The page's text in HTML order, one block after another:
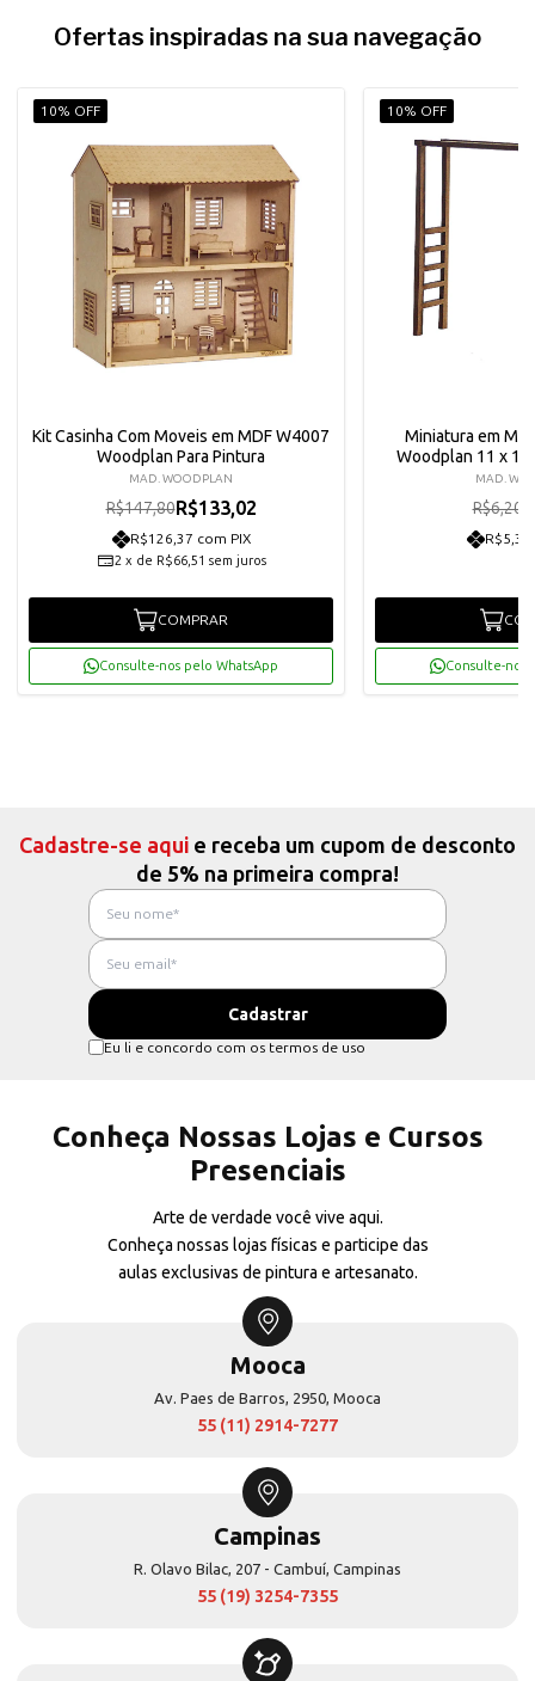
Ofertas inspiradas na sua navegação
10% OFF
Kit Casinha Com Moveis em MDF W4007
Woodplan Para Pintura
MAD. WOODPLAN
R$147,80R$133,02
R$126,37 com PIX
2 x de R$66,51 sem juros
COMPRAR
Consulte-nos pelo WhatsApp
10% OFF
Miniatura em
Woodplan 11 x
MAD.
R$6,20
R$5,30
Consulte-nos
Cadastre-se aqui e receba um cupom de desconto
de 5% na primeira compra!
Eu li e concordo com os termos de uso
Conheça Nossas Lojas e Cursos
Presenciais
Arte de verdade você vive aqui.
Conheça nossas lojas físicas e participe das
aulas exclusivas de pintura e artesanato.
Mooca
Av. Paes de Barros, 2950, Mooca
55 (11) 2914-7277
Campinas
R. Olavo Bilac, 207 - Cambuí, Campinas
55 (19) 3254-7355